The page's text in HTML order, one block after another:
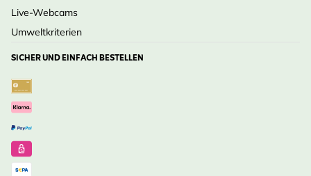
Live-Webcams
Umweltkriterien
SICHER UND EINFACH BESTELLEN